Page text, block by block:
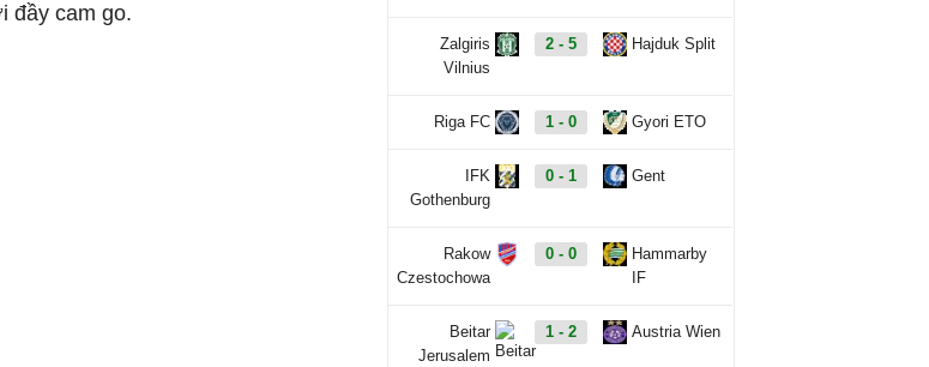
đầy cam go.
Zalgiris
Vilnius
2 - 5 Hajduk Split
Riga FC 1 - 0 Gyori ETO
IFK
Gothenburg
0 - 1 Gent
Rakow
Czestochowa
0 - 0
Hammarby
IF
Beitar
Jerusalem
1 - 2 Austria Wien